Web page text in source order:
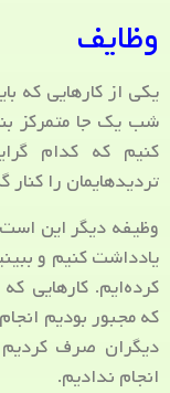
وظایف
یکی از کارهایی که
شب یک جا متمرکز
کنیم که کدام
تردیدهایمان را کنار
وظیفه دیگر این
یادداشت کنیم و
کرده‌ایم. کارهایی
که مجبور بودیم
دیگران صرف
انجام ندادیم.